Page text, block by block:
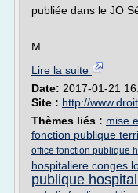
publiée dans le JO
M....
Lire la suite
Date: 2017-01-21
Site : http://
Thèmes liés : mise
fonction publique
office fonction publique
hospitaliere conges
publique